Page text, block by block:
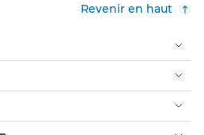
Revenir en haut